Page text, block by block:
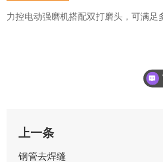
力控电动强磨机搭配双打磨头，可满足
上一条
钢管去焊缝